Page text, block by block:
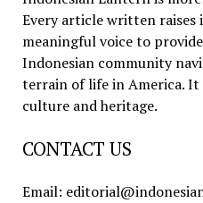
Every article written raises
meaningful voice to
Indonesian community
terrain of life in America. It
culture and heritage.
CONTACT US
Email: